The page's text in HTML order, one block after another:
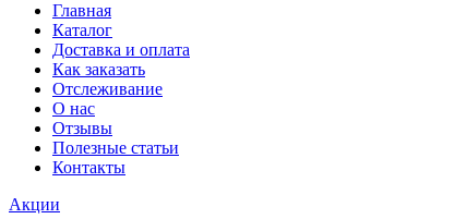
Главная
Каталог
Доставка и оплата
Как заказать
Отслеживание
О нас
Отзывы
Полезные статьи
Контакты
Акции